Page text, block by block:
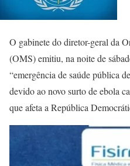
O gabinete do diretor-geral da
(OMS) emitiu, na noite de
“emergência de saúde pública
devido ao novo surto de ebola
que afeta a República